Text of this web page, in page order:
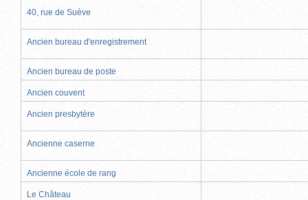
40, rue de Suève
Ancien bureau d'enregistrement
Ancien bureau de poste
Ancien couvent
Ancien presbytère
Ancienne caserne
Ancienne école de rang
Le Château